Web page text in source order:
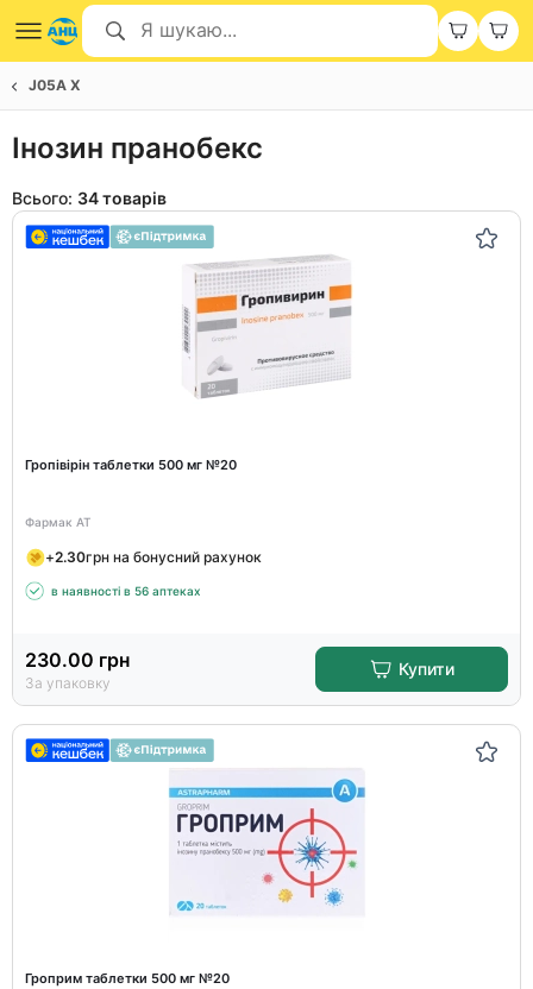
J05A X
Інозин пранобекс
Всього: 34 товарів
Гропівірін таблетки 500 мг №20
Фармак АТ
+2.30грн на бонусний рахунок
в наявності в 56 аптеках
230.00 грн
За упаковку
Купити
Гроприм таблетки 500 мг №20